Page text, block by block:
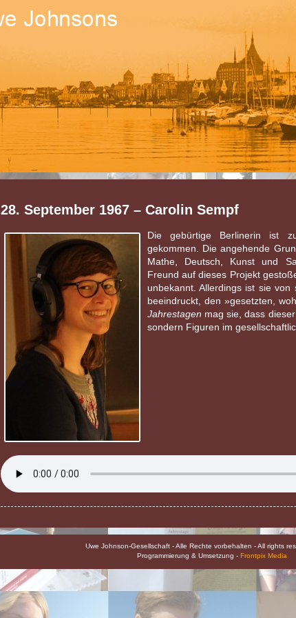
28. September 1967 – Carolin Sempf
Die gebürtige Berlinerin ist
gekommen. Die angehende
Mathe, Deutsch, Kunst und
Freund auf dieses Projekt
unbekannt. Allerdings ist sie von
beeindruckt, den »gesetzten,
Jahrestagen mag sie, dass
sondern Figuren im
Uwe Johnson-Gesellschaft - Alle Rechte vorbehalten - All rights
Programmierung & Umsetzung - Frontpix Media